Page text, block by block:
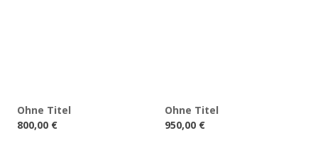
Ohne Titel
800,00 €
Ohne Titel
950,00 €